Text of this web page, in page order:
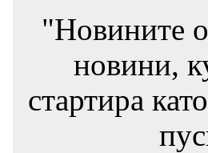
"Новините
новини,
стартира